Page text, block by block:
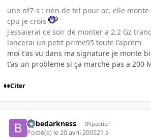
une nf7-s : rien de tel pour oc. elle
cpu je crois
j'essaierai ce soir de monter a 2.2 Gz
lancerai un petit prime95 toute l'aprem
moi t'as vu dans ma signature je monte
t'as un probleme si ça marche pas a 200
Citer
bebedarkness INpactien
Posté(e) le 20 avril 200521 a